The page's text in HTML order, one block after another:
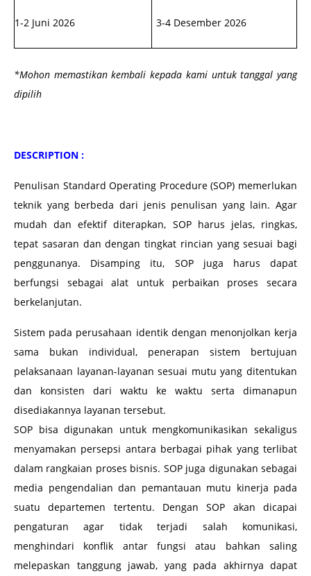
1-2 Juni 2026 3-4 Desember 2026
*Mohon memastikan kembali kepada kami untuk tanggal yang
dipilih
DESCRIPTION :
Penulisan Standard Operating Procedure (SOP) memerlukan
teknik yang berbeda dari jenis penulisan yang lain. Agar
mudah dan efektif diterapkan, SOP harus jelas, ringkas,
tepat sasaran dan dengan tingkat rincian yang sesuai bagi
penggunanya. Disamping itu, SOP juga harus dapat
berfungsi sebagai alat untuk perbaikan proses secara
berkelanjutan.
Sistem pada perusahaan identik dengan menonjolkan kerja
sama bukan individual, penerapan sistem bertujuan
pelaksanaan layanan-layanan sesuai mutu yang ditentukan
dan konsisten dari waktu ke waktu serta dimanapun
disediakannya layanan tersebut.
SOP bisa digunakan untuk mengkomunikasikan sekaligus
menyamakan persepsi antara berbagai pihak yang terlibat
dalam rangkaian proses bisnis. SOP juga digunakan sebagai
media pengendalian dan pemantauan mutu kinerja pada
suatu departemen tertentu. Dengan SOP akan dicapai
pengaturan agar tidak terjadi salah komunikasi,
menghindari konflik antar fungsi atau bahkan saling
melepaskan tanggung jawab, yang pada akhirnya dapat